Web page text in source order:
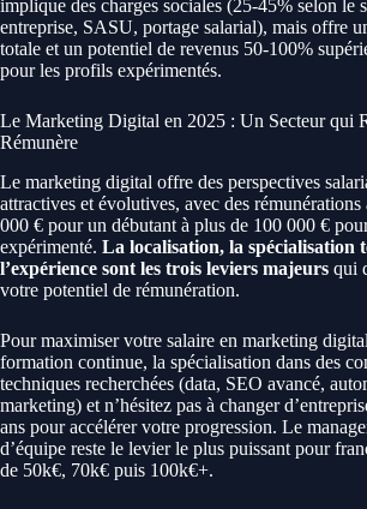
implique des charges sociales (25-45% selon le
entreprise, SASU, portage salarial), mais offre
totale et un potentiel de revenus 50-100%
pour les profils expérimentés.
Le Marketing Digital en 2025 : Un Secteur qui
Rémunère
Le marketing digital offre des perspectives
attractives et évolutives, avec des
000 € pour un débutant à plus de 100 000 €
expérimenté. La localisation, la spécialisation
l’expérience sont les trois leviers majeurs qui
votre potentiel de rémunération.
Pour maximiser votre salaire en marketing
formation continue, la spécialisation dans des
techniques recherchées (data, SEO avancé,
marketing) et n’hésitez pas à changer
ans pour accélérer votre progression. Le
d’équipe reste le levier le plus puissant pour
de 50k€, 70k€ puis 100k€+.